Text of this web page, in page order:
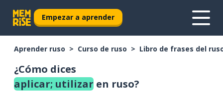
Empezar a aprender
Aprender ruso Curso de ruso Libro de frases del
¿Cómo dices
aplicar; utilizar en ruso?